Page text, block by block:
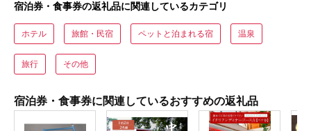
宿泊券・食事券の返礼品に関連しているカテゴリ
ホテル 旅館・民宿 ペットと泊まれる宿 温泉
旅行 その他
宿泊券・食事券に関連しているおすすめの返礼品